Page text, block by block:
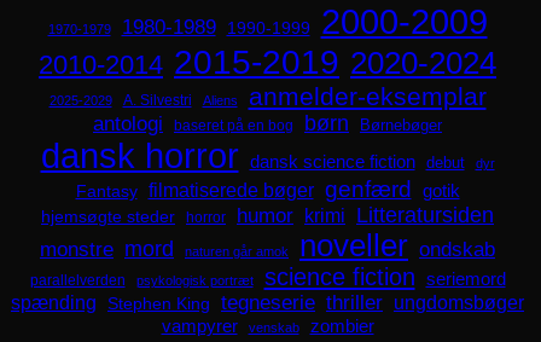
1970-1979 1980-1989 1990-1999 2000-2009
2010-2014 2015-2019 2020-2024
2025-2029 A. Silvestri Aliens anmelder-eksemplar
antologi baseret på en bog børn Børnebøger
dansk horror dansk science fiction debut dyr
Fantasy filmatiserede bøger genfærd
gotik
hjemsøgte steder
horror humor krimi Litteratursiden
monstre mord naturen går amok noveller ondskab
parallelverden psykologisk portræt science fiction seriemord
spænding Stephen King tegneserie thriller ungdomsbøger
vampyrer venskab
zombier